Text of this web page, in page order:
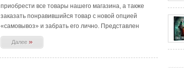
приобрести все товары нашего магазина, а также
заказать понравившийся товар с новой опцией
«самовывоз» и забрать его лично. Представлен
Далее »